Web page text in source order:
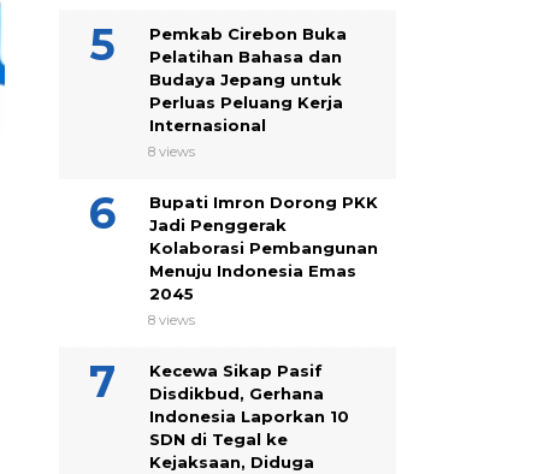
Pemkab Cirebon Buka
Pelatihan Bahasa dan
Budaya Jepang untuk
Perluas Peluang Kerja
Internasional
8 views
Bupati Imron Dorong PKK
Jadi Penggerak
Kolaborasi Pembangunan
Menuju Indonesia Emas
2045
8 views
Kecewa Sikap Pasif
Disdikbud, Gerhana
Indonesia Laporkan 10
SDN di Tegal ke
Kejaksaan, Diduga